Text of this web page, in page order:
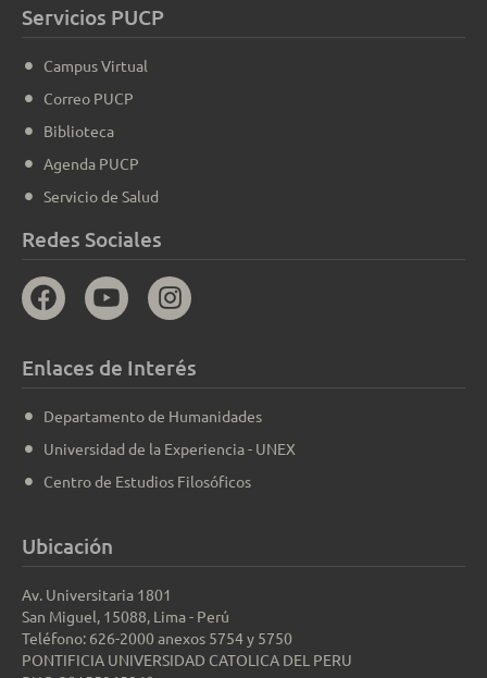
Servicios PUCP
Campus Virtual
Correo PUCP
Biblioteca
Agenda PUCP
Servicio de Salud
Redes Sociales
Enlaces de Interés
Departamento de Humanidades
Universidad de la Experiencia - UNEX
Centro de Estudios Filosóficos
Ubicación
Av. Universitaria 1801
San Miguel, 15088, Lima - Perú
Teléfono: 626-2000 anexos 5754 y 5750
PONTIFICIA UNIVERSIDAD CATOLICA DEL PERU